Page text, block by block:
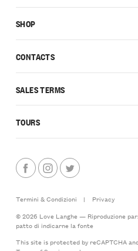
CONTACTS
SALES TERMS
TOURS
SHOP
Termini & Condizioni |
Privacy
© 2026 Love Langhe — Riproduzione
patto di indicarne la fonte
This site is protected by reCAPTCHA